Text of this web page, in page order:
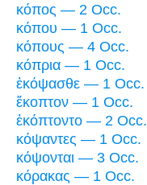
κόπος — 2 Occ.
κόπου — 1 Occ.
κόπους — 4 Occ.
κόπρια — 1 Occ.
ἐκόψασθε — 1 Occ.
ἔκοπτον — 1 Occ.
ἐκόπτοντο — 2 Occ.
κόψαντες — 1 Occ.
κόψονται — 3 Occ.
κόρακας — 1 Occ.